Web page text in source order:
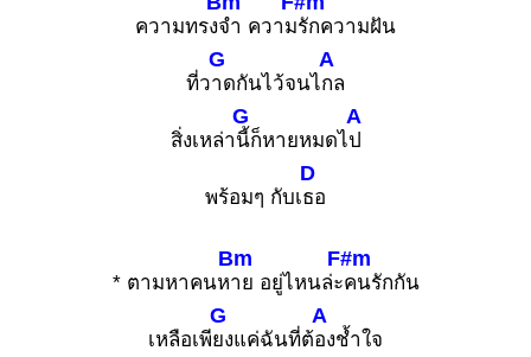
ความทรงจำ ความรักความฝัน
ที่ว
G
าดกันไว้จนไ
A
กล
สิ่งเหล่า
G
นี้ก็หายหมดไ
A
ป
พร้อมๆ กับเ
D
ธอ
* ตามหาคนห
Bm
าย อยู่ไหนล่ะ
F#m
คนรักกัน
เหลือเพี
G
ยงแค่ฉันที่ต้
A
องช้ำใจ